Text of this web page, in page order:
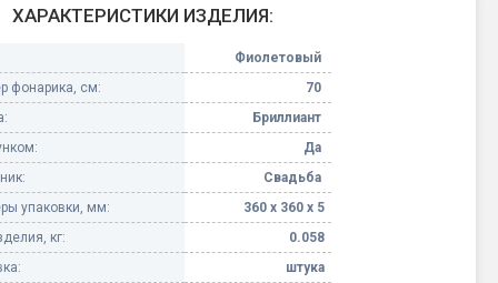
Небесные фонарики
Оборудование для
спецэффектов
Елочные гирлянды
ХАРАКТЕРИСТИКИ ИЗДЕЛИЯ:
Фиолетовый
фонарика, см:
70
Бриллиант
Да
Свадьба
упаковки, мм:
360 х 360 х 5
кг:
0.058
штука